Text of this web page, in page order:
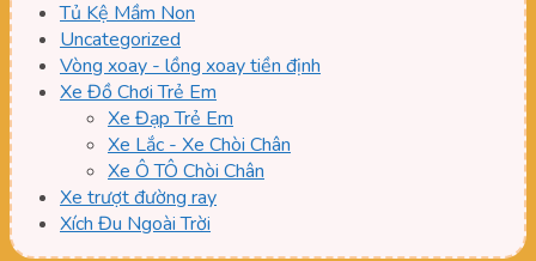
Tủ Kệ Mầm Non
Uncategorized
Vòng xoay - lồng xoay tiền định
Xe Đồ Chơi Trẻ Em
Xe Đạp Trẻ Em
Xe Lắc - Xe Chòi Chân
Xe Ô TÔ Chòi Chân
Xe trượt đường ray
Xích Đu Ngoài Trời